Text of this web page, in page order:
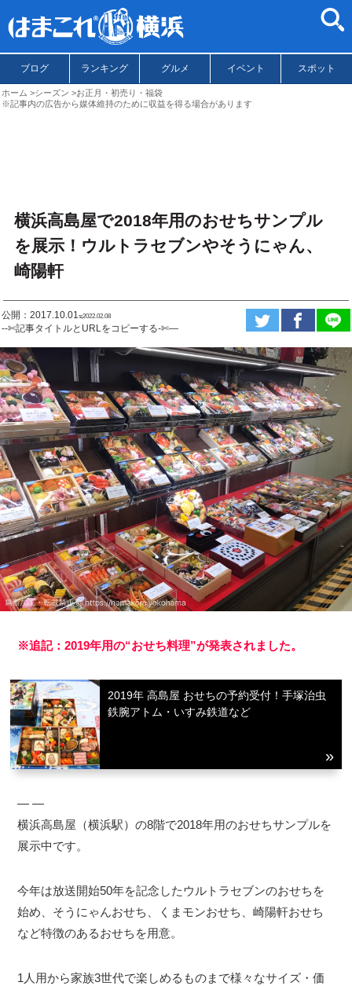
ブログ ランキング グルメ イベント スポット
ホーム シーズン
お正月・初売り・福袋
※記事内の広告から媒体維持のために収益を得る場合があります
横浜高島屋で2018年用のおせちサンプル
を展示！ウルトラセブンやそうにゃん、
崎陽軒
公開：2017.10.01ಇ2022.02.08
--✄記事タイトルとURLをコピーする-✄—
※追記：2019年用の“おせち料理”が発表されました。
2019年 高島屋 おせちの予約受付！手塚治虫
鉄腕アトム・いすみ鉄道など
― ―
横浜高島屋（横浜駅）の8階で2018年用のおせちサンプルを
展示中です。
今年は放送開始50年を記念したウルトラセブンのおせちを
始め、そうにゃんおせち、くまモンおせち、崎陽軒おせち
など特徴のあるおせちを用意。
1人用から家族3世代で楽しめるものまで様々なサイズ・価